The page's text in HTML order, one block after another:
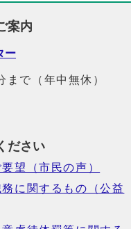
案内
ー
で（年中無休）
ださい
望（市民の声）
に関するもの（公益